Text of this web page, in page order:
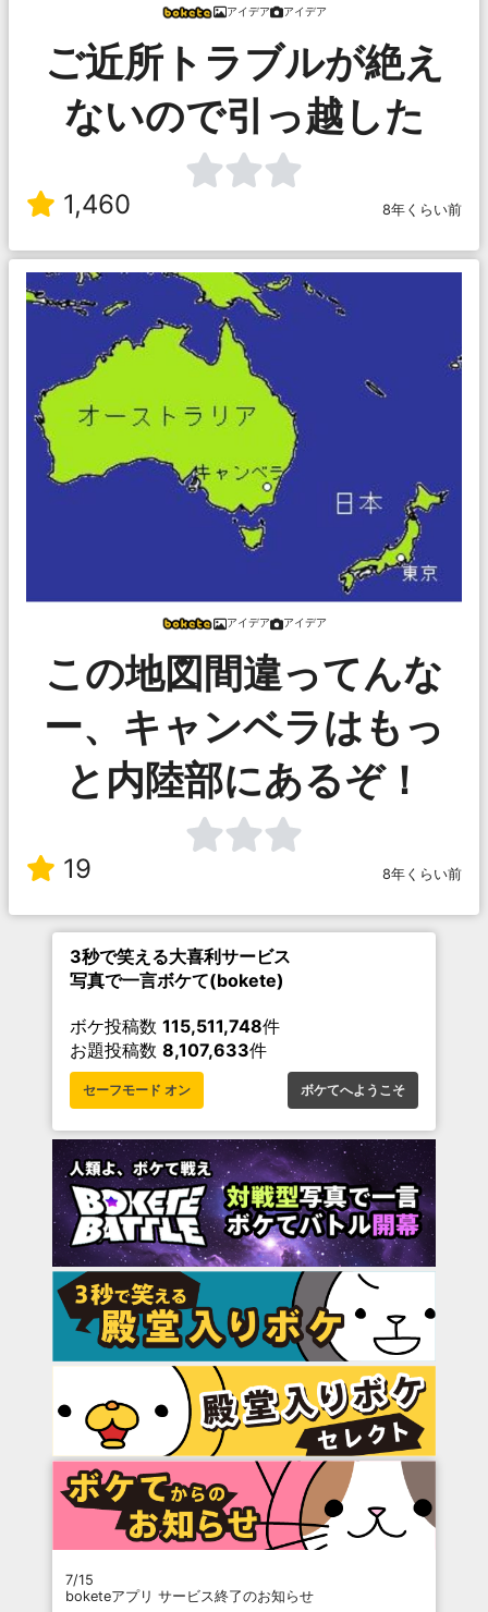
アイデア アイデア
ご近所トラブルが絶え
ないので引っ越した
1,460 8年くらい前
アイデア アイデア
この地図間違ってんな
ー、キャンベラはもっ
と内陸部にあるぞ！
19 8年くらい前
3秒で笑える大喜利サービス
写真で一言ボケて(bokete)
ボケ投稿数 115,511,748件
お題投稿数 8,107,633件
セーフモード オン ボケてへようこそ
7/15
boketeアプリ サービス終了のお知らせ